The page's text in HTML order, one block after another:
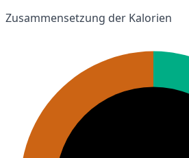
Zusammensetzung der Kalorien